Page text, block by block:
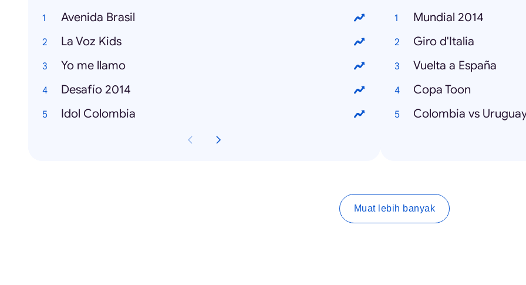
Avenida Brasil
La Voz Kids
Yo me llamo
Desafío 2014
Idol Colombia
Mundial 2014
Giro d'Italia
Vuelta a España
Copa Toon
Colombia vs
Muat lebih banyak